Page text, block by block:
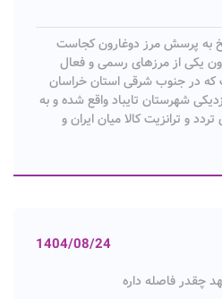
به پرسش مرز دوغارون کجاست
یکی از مرزهای رسمی و فعال
که در جنوب شرقی استان خراسان
شهرستان تایباد واقع شده و به
و ترانزیت کالا میان ایران و
1404/08/24
چقدر فاصله داره